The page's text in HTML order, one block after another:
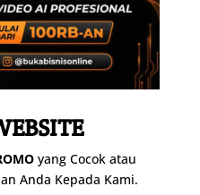
yang Cocok atau
Anda Kepada Kami.